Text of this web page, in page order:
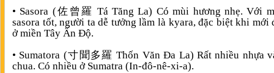
• Sasora (佐曾羅 Tá Tăng La) Có mùi hương nhẹ. Với
sasora tốt, người ta dễ tưởng lầm là kyara, đặc biệt khi mới
ở miền Tây Ấn Độ.
• Sumatora (寸聞多羅 Thốn Văn Đa La) Rất nhiều nhựa
chua. Có nhiều ở Sumatra (In-đô-nê-xi-a).